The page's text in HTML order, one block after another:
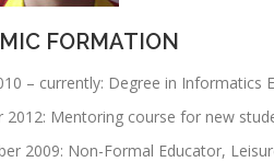
FORMATION
– currently: Degree in Informatics
2012: Mentoring course for new
2009: Non-Formal Educator,